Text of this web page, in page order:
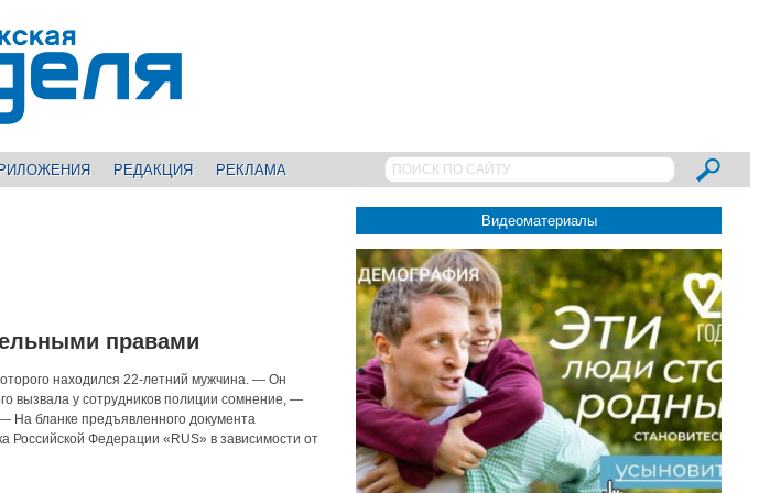
РЕДАКЦИЯ РЕКЛАМА
правами
находился 22-летний мужчина. — Он
вызвала у сотрудников полиции сомнение, —
На бланке предъявленного документа
Российской Федерации «RUS» в зависимости от
Видеоматериалы